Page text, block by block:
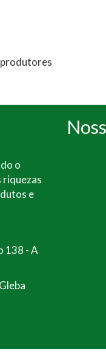
produtores
o
e
138 - A